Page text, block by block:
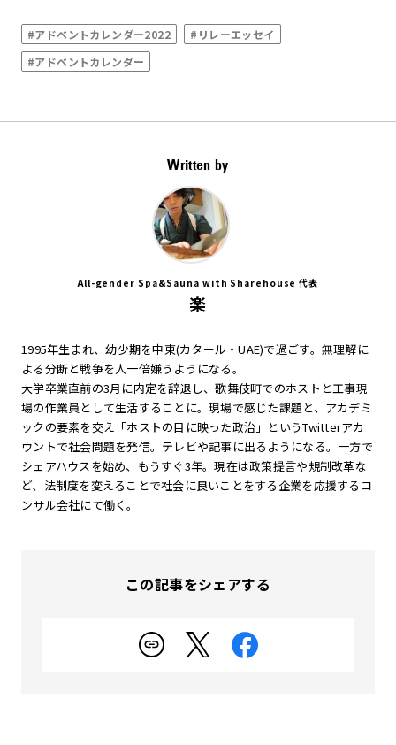
#アドベントカレンダー2022
#リレーエッセイ
#アドベントカレンダー
Written by
All-gender Spa&Sauna with Sharehouse 代表
楽
1995年生まれ、幼少期を中東(カタール・UAE)で過ごす。無理解に
よる分断と戦争を人一倍嫌うようになる。
大学卒業直前の3月に内定を辞退し、歌舞伎町でのホストと工事現
場の作業員として生活することに。現場で感じた課題と、アカデミ
ックの要素を交え「ホストの目に映った政治」というTwitterアカ
ウントで社会問題を発信。テレビや記事に出るようになる。一方で
シェアハウスを始め、もうすぐ3年。現在は政策提言や規制改革な
ど、法制度を変えることで社会に良いことをする企業を応援するコ
ンサル会社にて働く。
この記事をシェアする